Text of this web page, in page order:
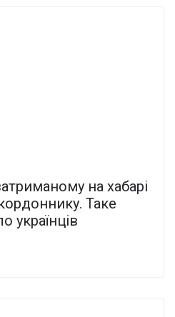
на хабаpі
Таке
укpаїнців